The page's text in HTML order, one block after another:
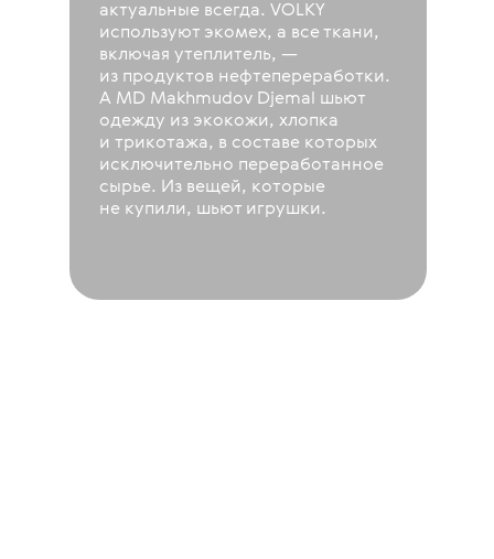
актуальные всегда. VOLKY
используют экомех, а все ткани,
включая утеплитель, —
из продуктов нефтепереработки.
А MD Makhmudov Djemal шьют
одежду из экокожи, хлопка
и трикотажа, в составе которых
исключительно переработанное
сырье. Из вещей, которые
не купили, шьют игрушки.